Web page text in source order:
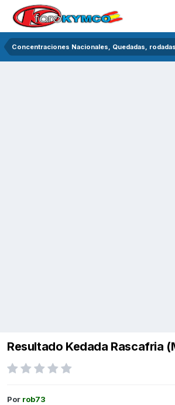
Resultado Kedada Rascafria
Por rob73